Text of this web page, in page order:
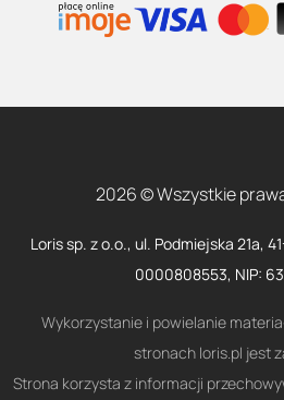
2026 © Wszystkie
Loris sp. z o.o., ul. Podmiejska 21a,
0000808553, NIP:
Wykorzystanie i powielanie
stronach loris.pl jest
Strona korzysta z informacji